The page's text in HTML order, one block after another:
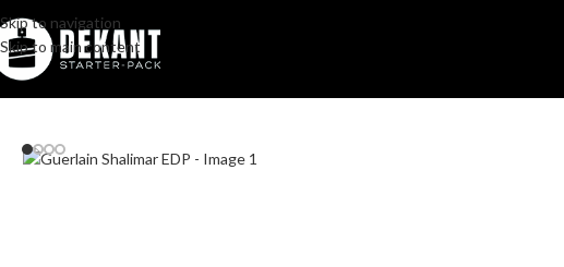
Skip to navigation
Skip to main content